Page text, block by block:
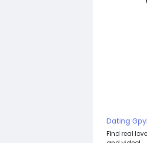
Dating
Find real